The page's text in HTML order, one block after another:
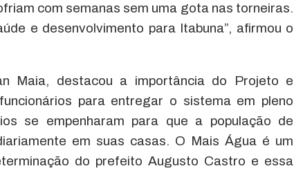
com semanas sem uma gota nas torneiras.
e desenvolvimento para Itabuna”, afirmou o
Maia, destacou a importância do Projeto e
para entregar o sistema em pleno
se empenharam para que a população de
em suas casas. O Mais Água é um
do prefeito Augusto Castro e essa